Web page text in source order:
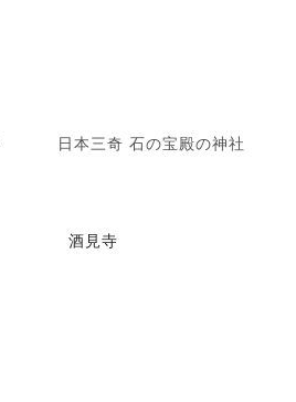
日本三奇 石の宝殿の神社
酒見寺